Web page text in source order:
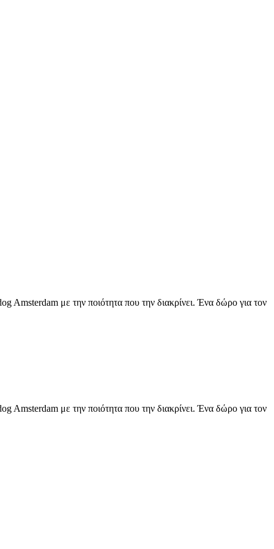
με την ποιότητα που την διακρίνει. Ένα δώρο για τον
με την ποιότητα που την διακρίνει. Ένα δώρο για τον